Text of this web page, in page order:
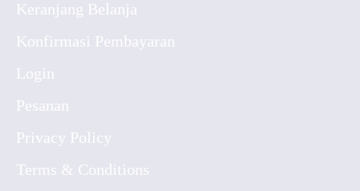
Keranjang Belanja
Konfirmasi Pembayaran
Login
Pesanan
Privacy Policy
Terms & Conditions